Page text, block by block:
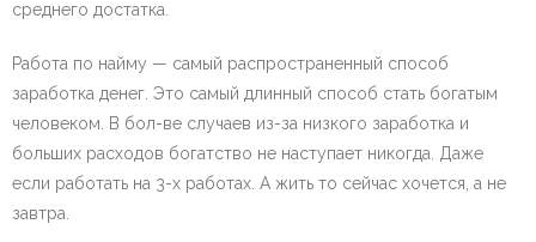
среднего достатка.
Работа по найму — самый распространенный способ
заработка денег. Это самый длинный способ стать богатым
человеком. В бол-ве случаев из-за низкого заработка и
больших расходов богатство не наступает никогда. Даже
если работать на 3-х работах. А жить то сейчас хочется, а не
завтра.